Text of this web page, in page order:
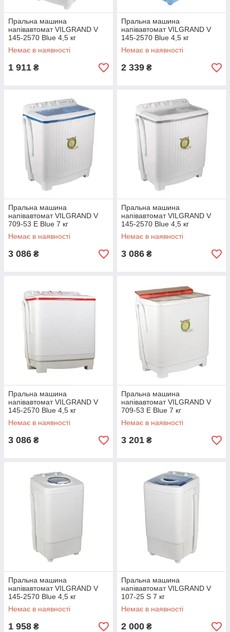
Пральна машина
напівавтомат VILGRAND V
145-2570 Blue 4,5 кг
Немає в наявності
1 911 ₴
Пральна машина
напівавтомат VILGRAND V
145-2570 Blue 4,5 кг
Немає в наявності
2 339 ₴
Пральна машина
напівавтомат VILGRAND V
709-53 E Blue 7 кг
Немає в наявності
3 086 ₴
Пральна машина
напівавтомат VILGRAND V
145-2570 Blue 4,5 кг
Немає в наявності
3 086 ₴
Пральна машина
напівавтомат VILGRAND V
145-2570 Blue 4,5 кг
Немає в наявності
3 086 ₴
Пральна машина
напівавтомат VILGRAND V
709-53 E Blue 7 кг
Немає в наявності
3 201 ₴
Пральна машина
напівавтомат VILGRAND V
145-2570 Blue 4,5 кг
Немає в наявності
1 958 ₴
Пральна машина
напівавтомат VILGRAND V
107-25 S 7 кг
Немає в наявності
2 000 ₴